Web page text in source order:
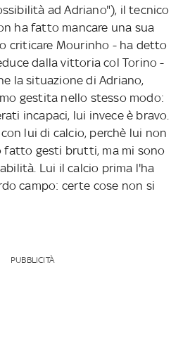
ad Adriano"), il tecnico
ha fatto mancare una sua
criticare Mourinho - ha detto
dalla vittoria col Torino -
la situazione di Adriano,
gestita nello stesso modo:
incapaci, lui invece è bravo.
lui di calcio, perchè lui non
fatto gesti brutti, ma mi sono
Lui il calcio prima l'ha
campo: certe cose non si
PUBBLICITÀ